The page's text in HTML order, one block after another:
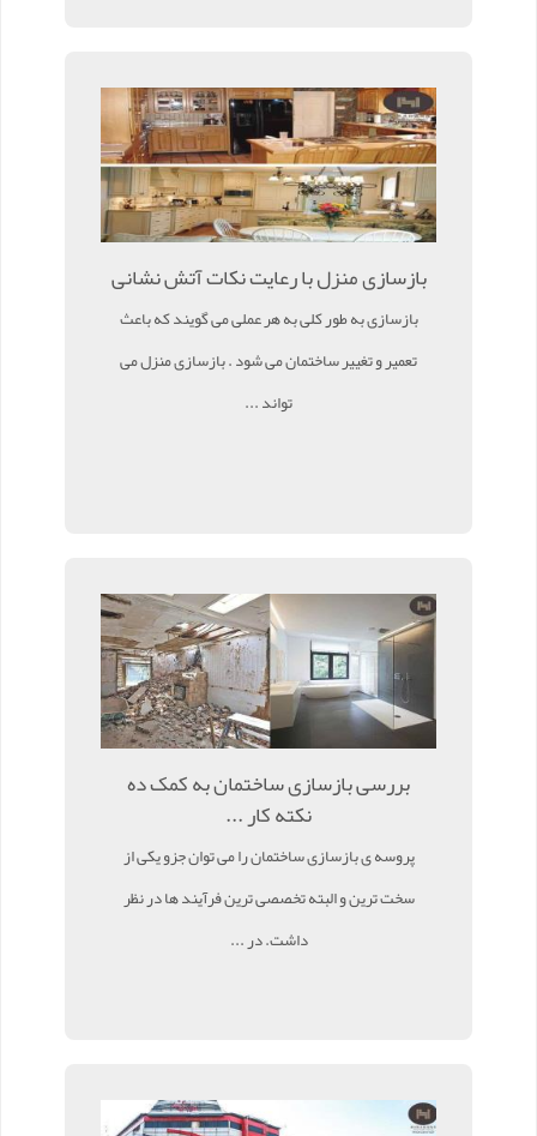
بازسازی منزل با رعایت نکات آتش نشانی
بازسازی به طور کلی به هر عملی می گویند که باعث
تعمیر و تغییر ساختمان می شود . بازسازی منزل می
تواند ...
بررسی بازسازی ساختمان به کمک ده
نکته کار ...
پروسه ی بازسازی ساختمان را می توان جزو یکی از
سخت ترین و البته تخصصی ترین فرآیند ها در نظر
داشت. در ...